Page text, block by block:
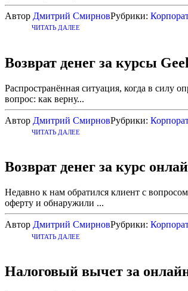
Автор Дмитрий СмирновРубрики:
ЧИТАТЬ ДАЛЕЕ
Возврат денег за курсы
Распространённая ситуация, когда в силу
вопрос: как верну...
Автор Дмитрий СмирновРубрики:
ЧИТАТЬ ДАЛЕЕ
Возврат денег за курс
Недавно к нам обратился клиент с
оферту и обнаружили ...
Автор Дмитрий СмирновРубрики:
ЧИТАТЬ ДАЛЕЕ
Налоговый вычет за